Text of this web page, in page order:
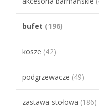
bufet (196)
kosze (42)
podgrzewacze (49)
zastawa stołowa (186)